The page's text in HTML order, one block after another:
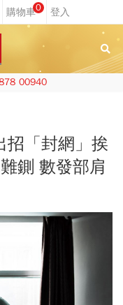
0
00940
招「封網」挨
鍘 數發部肩